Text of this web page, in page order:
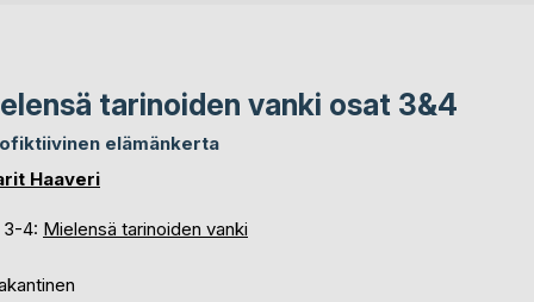
tarinoiden vanki osat 3&4
elämänkerta
Haaveri
3-4: Mielensä tarinoiden vanki